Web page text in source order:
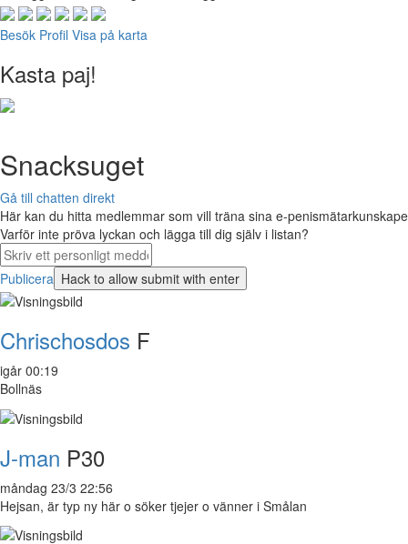
Besök Profil Visa på karta
Kasta paj!
Snacksuget
Gå till chatten direkt
Här kan du hitta medlemmar som vill träna sina e-
Varför inte pröva lyckan och lägga till dig själv i listan?
Publicera
Chrischosdos F
igår 00:19
Bollnäs
J-man P30
måndag 23/3 22:56
Hejsan, är typ ny här o söker tjejer o vänner i Smålan